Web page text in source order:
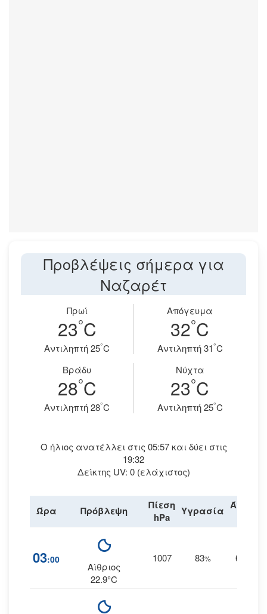
Προβλέψεις σήμερα για
Ναζαρέτ
Πρωί
23°C
Aντιληπτή 25°C
Απόγευμα
32°C
Aντιληπτή 31°C
Βράδυ
28°C
Aντιληπτή 28°C
Νύχτα
23°C
Aντιληπτή 25°C
Ο ήλιος ανατέλλει στις 05:57 και δύει στις
19:32
Δείκτης UV: 0 (ελάχιστος)
Ώρα Πρόβλεψη
Πίεση
hPa
Υγρασία Άνεμος
03:00
Αίθριος
22.9°C
1007 83% 6